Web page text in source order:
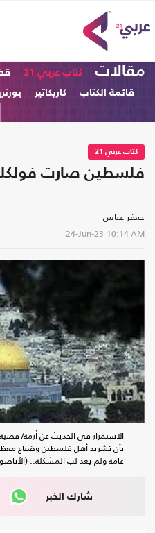
مقالات كتاب عربي 21
قائمة الكتاب
كاريكاتير
كتاب عربي 21
فلسطين صارت
جعفر عباس
24-Jun-23 10:14 AM
الاستمرار في الحديث عن أزمة/
بأن تشريد أهل فلسطين وضياع
عامة ولم يعد لب المشكلة..
شارك الخبر